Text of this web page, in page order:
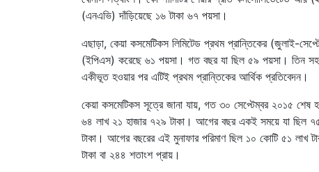
(এনএভি) দাঁড়িয়েছে ১৬ টাকা ৬৭ পয়সা।
এছাড়া, কেয়া কসমেটিকস লিমিটেড প্রথম প্রান্তিকের (জুলাই-
(ইপিএস) করেছে ৬১ পয়সা। গত বছর যা ছিল ৫৯ পয়সা। তিন
একীভূত হওয়ার পর এটিই প্রথম প্রান্তিকের আর্থিক প্রতিবেদন।
কেয়া কসমেটিকস সূত্রে জানা যায়, গত ৩০ সেপ্টেম্বর ২০১৫ শেষ
৬৪ লাখ ২১ হাজার ৭২৯ টাকা। আগের বছর একই সময়ে যা ছিল
টাকা। আগের বছরের এই মুনাফার পরিমাণ ছিল ১০ কোটি ৫১ লাখ
টাকা বা ২৪৪ শতাংশ প্রায়।